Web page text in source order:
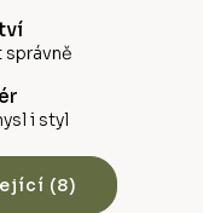
správně
i styl
(8)